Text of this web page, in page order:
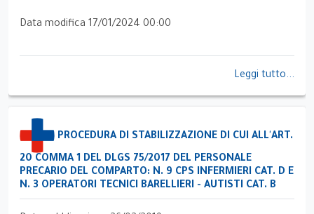
Data modifica 17/01/2024 00:00
Leggi tutto...
PROCEDURA DI STABILIZZAZIONE DI CUI ALL'ART.
20 COMMA 1 DEL DLGS 75/2017 DEL PERSONALE
PRECARIO DEL COMPARTO: N. 9 CPS INFERMIERI CAT. D E
N. 3 OPERATORI TECNICI BARELLIERI - AUTISTI CAT. B